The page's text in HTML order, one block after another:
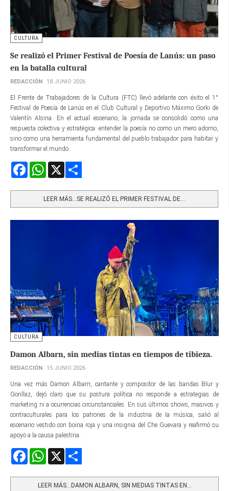
CULTURA
Se realizó el Primer Festival de Poesía de Lanús: un paso
en la batalla cultural
REDACCIÓN 18 JUNIO 2026
El Frente de Trabajadores de la Cultura (FTC) llevó adelante con éxito el 1°
Festival de Poesía de Lanús en el Club Cultural y Deportivo Máximo Gorki de
Valentín Alsina. En el actual escenario, la jornada se consolidó como una
respuesta colectiva y estratégica: entender la poesía no como un mero adorno,
sino como una herramienta fundamental del pueblo trabajador para habitar y
transformar el mundo.
FacebookWhatsApp
LEER MÁS…SE REALIZÓ EL PRIMER FESTIVAL DE...
CULTURA
Damon Albarn, sin medias tintas en tiempos de tibieza.
REDACCIÓN 15 JUNIO 2026
Una vez más Damon Albarn, cantante y compositor de las bandas Blur y
Gorillaz, dejó claro que su postura política no responde a estrategias de
marketing ni a ocurrencias circunstanciales. En sus últimos shows, masivos y
contraculturales para los patrones de la industria de la música, salió al
escenario vestido con boina roja y una insignia del Che Guevara y reafirmó su
apoyo a la causa palestina.
FacebookWhatsApp
LEER MÁS…DAMON ALBARN, SIN MEDIAS TINTAS EN...